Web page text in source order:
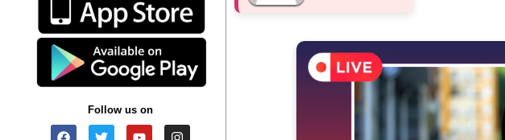
Follow us on